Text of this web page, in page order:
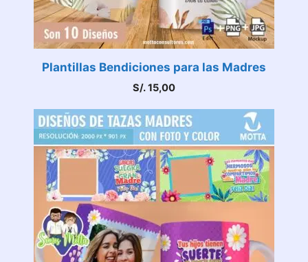
Plantillas Bendiciones para las Madres
S/.15,00